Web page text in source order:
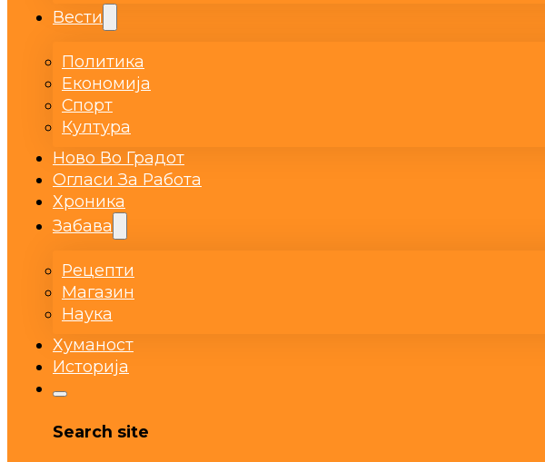
Вести
Политика
Економија
Спорт
Култура
Ново Во Градот
Огласи За Работа
Хроника
Забава
Рецепти
Магазин
Наука
Хуманост
Историја
Search site